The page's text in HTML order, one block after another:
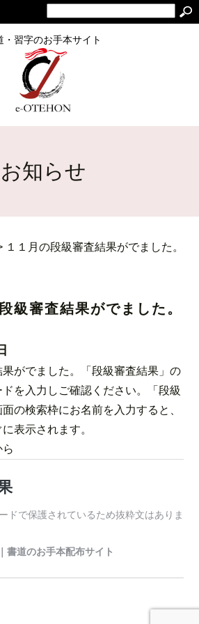
・習字のお手本サイト
お知らせ
１１月の段級審査結果がでました。
級審査結果がでました。
果がでました。「段級審査結果」の
を入力しご確認ください。「段級
の検索枠にお名前を入力すると、
表示されます。